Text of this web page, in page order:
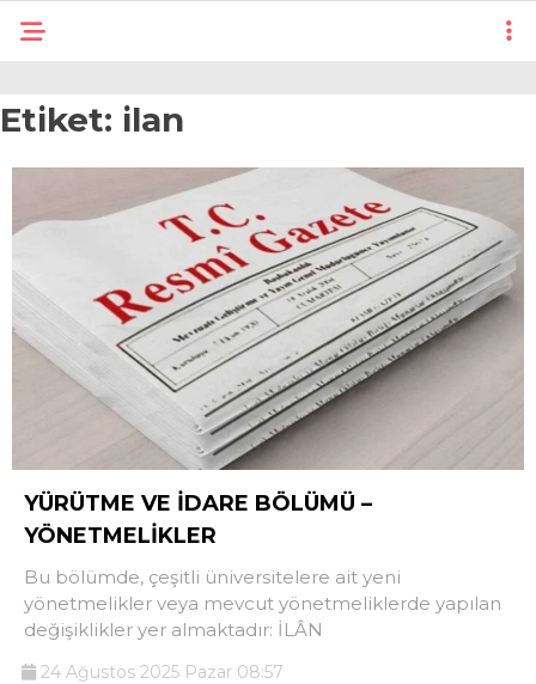
Etiket: ilan
YÜRÜTME VE İDARE BÖLÜMÜ –
YÖNETMELİKLER
Bu bölümde, çeşitli üniversitelere ait yeni
yönetmelikler veya mevcut yönetmeliklerde yapılan
değişiklikler yer almaktadır: İLÂN
24 Ağustos 2025 Pazar 08:57